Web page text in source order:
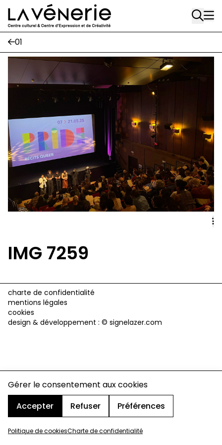
Gérer le consentement aux cookies
Accepter
Refuser Préférences
Politique de cookiesCharte de confidentialité
Aller au contenu principal
Rue Gratès, 3
1170 Watermael-Boitsfort
02 663 85 50
Écuries
Place Gilson, 3
1170 Watermael-Boitsfort
02 663 85 50
suivez-nous
Journal Vénerie- version papier
Newsletter
A
01
IMG 7259
charte de confidentialité
mentions légales
cookies
design & développement : © signelazer.com